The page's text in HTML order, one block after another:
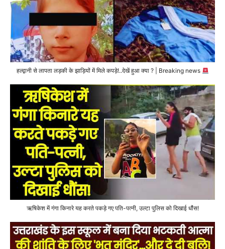
हल्द्वानी से लापता लड़की के झाड़ियों में मिले कपड़े!..देखें हुआ क्या ? | Breaking news
ऋषिकेश में गंगा किनारे यह करते पकड़े गए पति-पत्नी, उल्टा पुलिस को दिखाई धौंस!